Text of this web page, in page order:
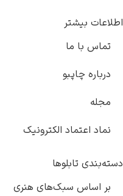
اطلاعات بیشتر
تماس با ما
درباره چاپبو
مجله
نماد اعتماد الکترونیک
دسته‌بندی تابلوها
بر اساس سبک‌های هنری